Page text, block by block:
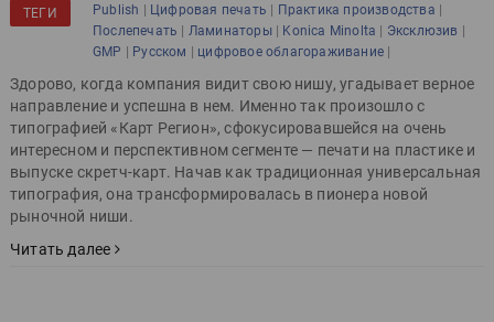
ТЕГИ Publish | Цифровая печать | Практика производства |
Послепечать | Ламинаторы| Konica Minolta | Эксклюзив |
GMP | Русском | цифровое облагораживание |
Здорово, когда компания видит свою нишу, угадывает верное
направление и успешна в нем. Именно так произошло с
типографией «Карт Регион», сфокусировавшейся на очень
интересном и перспективном сегменте — печати на пластике и
выпуске скретч-карт. Начав как традиционная универсальная
типография, она трансформировалась в пионера новой
рыночной ниши.
Читать далее